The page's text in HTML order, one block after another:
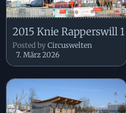
2015 Knie Rapperswill 1
Posted by Circuswelten
7. März 2026